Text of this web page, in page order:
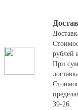
рублей
При
39-26.